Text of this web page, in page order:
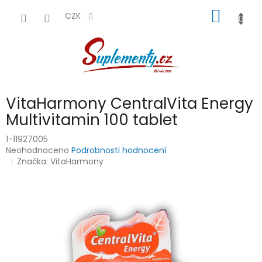
CZK
KOŠÍK
VitaHarmony CentralVita Energy
Multivitamin 100 tablet
1-11927005
Průměrné
hodnocení
Neohodnoceno Podrobnosti hodnocení
Značka:VitaHarmony